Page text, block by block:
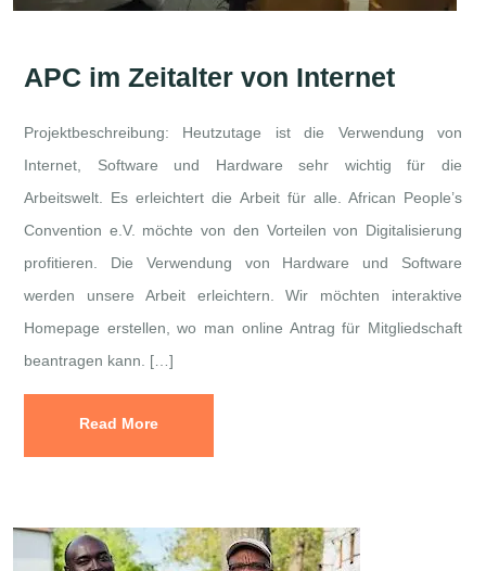
APC im Zeitalter von Internet
Projektbeschreibung: Heutzutage ist die Verwendung von
Internet, Software und Hardware sehr wichtig für die
Arbeitswelt. Es erleichtert die Arbeit für alle. African People’s
Convention e.V. möchte von den Vorteilen von Digitalisierung
profitieren. Die Verwendung von Hardware und Software
werden unsere Arbeit erleichtern. Wir möchten interaktive
Homepage erstellen, wo man online Antrag für Mitgliedschaft
beantragen kann. […]
Read More